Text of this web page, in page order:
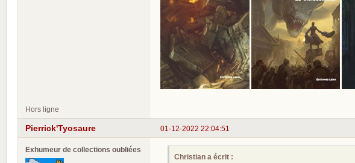
Hors ligne
01-12-2022 22:04:51
Pierrick'Tyosaure
Exhumeur de collections oubliées
Christian a écrit :